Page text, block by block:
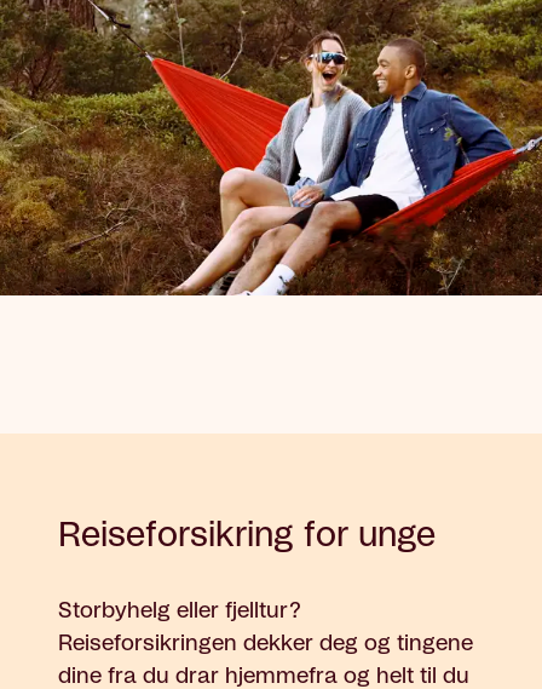
Reiseforsikring for unge
Storbyhelg eller fjelltur?
Reiseforsikringen dekker deg og tingene
dine fra du drar hjemmefra og helt til du